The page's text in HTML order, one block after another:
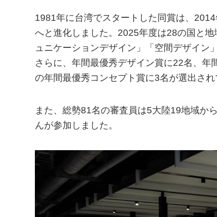
1981年に台湾でスタートした同賞は、
へと進化しました。2025年度は28の国と
ュニケーションデザイン」「空間デザイ
さらに、年間最優秀デザイン賞に22名、
の年間最優秀コンセプト賞に3名が選出さ
また、総勢81名の審査員は5大陸19地域か
んが参加しました。